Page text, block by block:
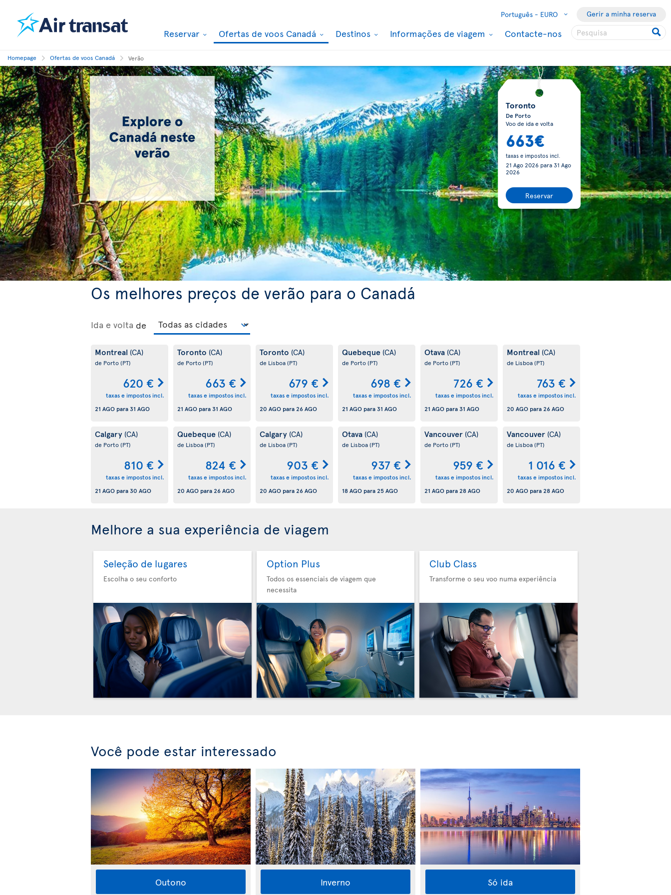
Português - EURO Gerir a minha reserva
Reservar Ofertas de voos Canadá Destinos Informações de viagem Contacte-nos
Homepage Ofertas de voos Canadá Verão
Toronto
De Porto
Voo de ida e volta
663€
taxas e impostos incl.
21 Ago 2026para 31 Ago
2026
Reservar
Os melhores preços de verão para o Canadá
Ida e volta de
Montreal (CA)
de Porto(PT)
620 €
taxas e impostos incl.
21 AGO para 31 AGO
Toronto (CA)
de Porto(PT)
663 €
taxas e impostos incl.
21 AGOpara 31 AGO
Toronto (CA)
de Lisboa(PT)
679 €
taxas e impostos incl.
20 AGOpara26 AGO
Quebeque (CA)
de Porto(PT)
698 €
taxas e impostos incl.
21 AGOpara 31 AGO
Otava (CA)
de Porto(PT)
726 €
taxas e impostos incl.
21 AGOpara 31 AGO
Montreal (CA)
de Lisboa(PT)
763 €
taxas e impostos incl.
20 AGOpara26 AGO
Calgary (CA)
de Porto(PT)
810 €
taxas e impostos incl.
21 AGO para 30 AGO
Quebeque (CA)
de Lisboa(PT)
824 €
taxas e impostos incl.
20 AGOpara26 AGO
Calgary (CA)
de Lisboa(PT)
903 €
taxas e impostos incl.
20 AGOpara26 AGO
Otava (CA)
de Lisboa(PT)
937 €
taxas e impostos incl.
18 AGOpara25 AGO
Vancouver (CA)
de Porto(PT)
959 €
taxas e impostos incl.
21 AGOpara28 AGO
Vancouver (CA)
de Lisboa(PT)
1 016 €
taxas e impostos incl.
20 AGOpara28 AGO
Melhore a sua experiência de viagem
Seleção de lugares
Escolha o seu conforto
Option Plus
Todos os essenciais de viagem que
necessita
Club Class
Transforme o seu voo numa experiência
Você pode estar interessado
Outono Inverno Só ida